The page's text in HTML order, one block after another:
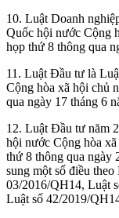
10. Luật Doanh
Quốc hội nước Cộng
họp thứ 8 thông qua
11. Luật Đầu tư là
Cộng hòa xã hội chủ
qua ngày 17 tháng 6
12. Luật Đầu tư năm
hội nước Cộng hòa
thứ 8 thông qua ngày
sung một số điều
03/2016/QH14, Luật
Luật số 42/2019/